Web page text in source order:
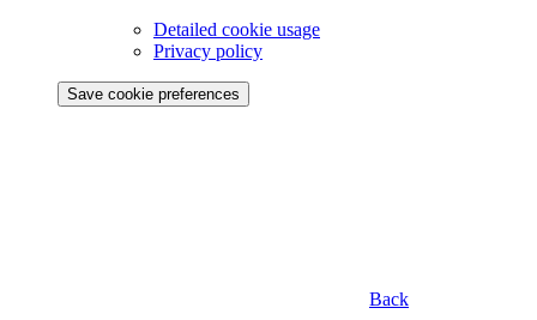
Detailed cookie usage
Privacy policy
Save cookie preferences
Back